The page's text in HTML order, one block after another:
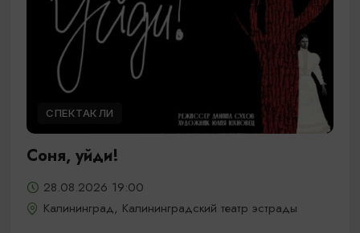
СПЕКТАКЛИ
Соня, уйди!
28.08.2026 19:00
Калининград, Калининградский театр эстрады